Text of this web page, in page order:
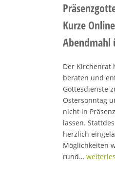
Kurze
Abendmahl
Der Kirchenrat
beraten und
Gottesdienste
Ostersonntag
nicht in
lassen.
herzlich
Möglichkeiten
rund…